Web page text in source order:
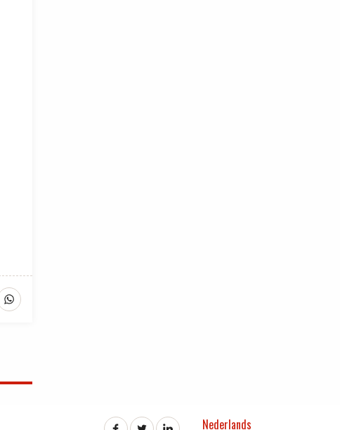
Nederlands